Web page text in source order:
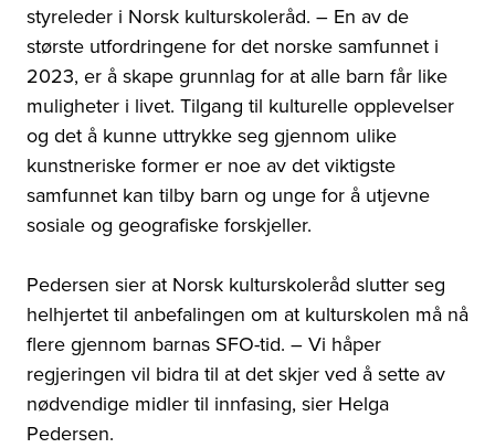
styreleder i Norsk kulturskoleråd. – En av de
største utfordringene for det norske samfunnet i
2023, er å skape grunnlag for at alle barn får like
muligheter i livet. Tilgang til kulturelle opplevelser
og det å kunne uttrykke seg gjennom ulike
kunstneriske former er noe av det viktigste
samfunnet kan tilby barn og unge for å utjevne
sosiale og geografiske forskjeller.
Pedersen sier at Norsk kulturskoleråd slutter seg
helhjertet til anbefalingen om at kulturskolen må nå
flere gjennom barnas SFO-tid. – Vi håper
regjeringen vil bidra til at det skjer ved å sette av
nødvendige midler til innfasing, sier Helga
Pedersen.